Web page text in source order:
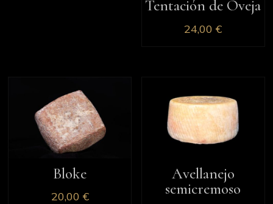
Tentación de Oveja
24,00€
Bloke
20,00 €
Avellanejo
semicremoso